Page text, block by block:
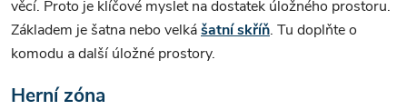
věcí. Proto je klíčové myslet na dostatek úložného prostoru.
Základem je šatna nebo velkášatní skříň. Tu doplňte o
komodu a další úložné prostory.
Herní zóna